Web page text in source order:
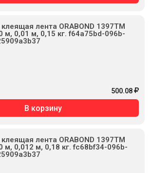
лента ORABOND 1397TM
м, 0,01 м, 0,15 кг. f64a75bd-096b-
500.08
В корзину
лента ORABOND 1397TM
м, 0,012 м, 0,18 кг. fc68bf34-096b-